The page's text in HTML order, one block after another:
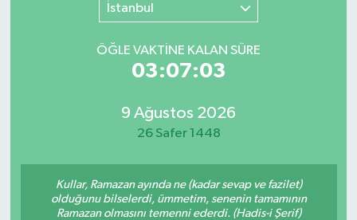
İstanbul
ÖĞLE VAKTİNE KALAN SÜRE
03:07:03
9 Ağustos 2026
26 Safer 1448
Kullar, Ramazan ayında ne (kadar sevap ve fazilet)
olduğunu bilselerdi, ümmetim, senenin tamamının
Ramazan olmasını temenni ederdi. (Hadis-i Şerif)
Süper Lig Puan Durumu ve Fikstür
Tüm Manşetler
Haber Arşivi